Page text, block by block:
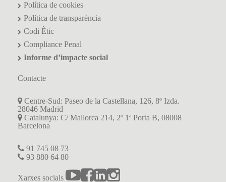
Política de cookies
Política de transparència
Codi Ètic
Compliance Penal
Informe d’impacte social
Contacte
Centre-Sud: Paseo de la Castellana, 126, 8º Izda.
28046 Madrid
Catalunya: C/ Mallorca 214, 2º 1ª Porta B, 08008
Barcelona
91 745 08 73
93 880 64 80
Xarxes socials